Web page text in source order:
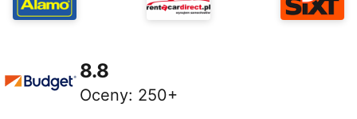
8.8
Oceny: 250+